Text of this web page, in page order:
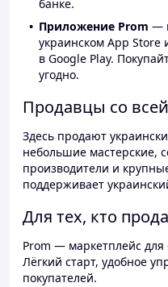
банке.
Приложение Prom —
украинском App Store
в Google Play.
угодно.
Продавцы со
Здесь продают
небольшие мастерские,
производители и
поддерживает
Для тех, кто
Prom — маркетплейс
Лёгкий старт, удобное
покупателей.